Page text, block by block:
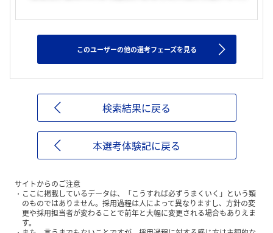
このユーザーの他の選考フェーズを見る
検索結果に戻る
本選考体験記に戻る
サイトからのご注意
ここに掲載しているデータは、「こうすれば必ずうまくいく」という類
のものではありません。採用過程は人によって異なりますし、方針の変
更や採用担当者が変わることで前年と大幅に変更される場合もありえま
す。